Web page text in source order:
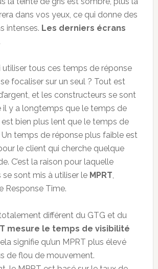
dans vos yeux, ce qui donne des
intenses. Les derniers écrans
utiliser tous ces temps de réponse
focaliser sur un seul ? Tout est
et les constructeurs se sont
il y a longtemps que le temps de
bien plus lent que le temps de
Un temps de réponse plus faible est
le client qui cherche quelque
C’est la raison pour laquelle
sont mis à utiliser le MPRT,
Response Time.
différent du GTG et du
mesure le temps de visibilité
signifie qu’un MPRT plus élevé
de flou de mouvement.